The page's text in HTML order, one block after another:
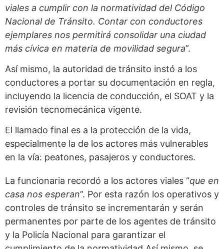
viales a cumplir con la normatividad del Código
Nacional de Tránsito. Contar con conductores
ejemplares nos permitirá consolidar una ciudad
más cívica en materia de movilidad segura”.
Así mismo, la autoridad de tránsito instó a los
conductores a portar su documentación en regla,
incluyendo la licencia de conducción, el SOAT y la
revisión tecnomecánica vigente.
El llamado final es a la protección de la vida,
especialmente la de los actores más vulnerables
en la vía: peatones, pasajeros y conductores.
La funcionaria recordó a los actores viales “que en
casa nos esperan”. Por esta razón los operativos y
controles de tránsito se incrementarán y serán
permanentes por parte de los agentes de tránsito
y la Policía Nacional para garantizar el